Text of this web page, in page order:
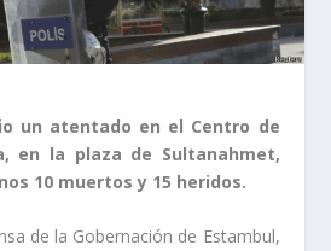
un atentado en el Centro de
en la plaza de Sultanahmet,
10 muertos y 15 heridos.
de la Gobernación de Estambul,